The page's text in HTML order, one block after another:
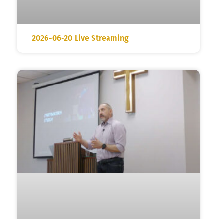
2026-06-20 Live Streaming